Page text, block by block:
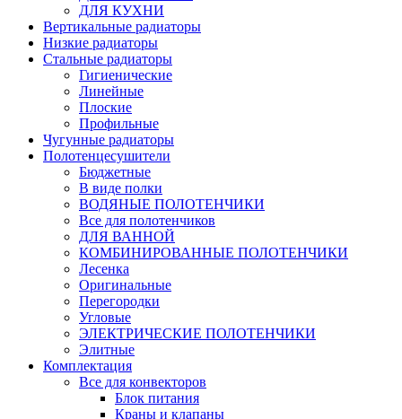
ДЛЯ КУХНИ
Вертикальные радиаторы
Низкие радиаторы
Стальные радиаторы
Гигиенические
Линейные
Плоские
Профильные
Чугунные радиаторы
Полотенцесушители
Бюджетные
В виде полки
ВОДЯНЫЕ ПОЛОТЕНЧИКИ
Все для полотенчиков
ДЛЯ ВАННОЙ
КОМБИНИРОВАННЫЕ ПОЛОТЕНЧИКИ
Лесенка
Оригинальные
Перегородки
Угловые
ЭЛЕКТРИЧЕСКИЕ ПОЛОТЕНЧИКИ
Элитные
Комплектация
Все для конвекторов
Блок питания
Краны и клапаны